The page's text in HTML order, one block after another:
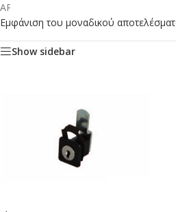
ΑΡΧΙΚΗ
Εμφάνιση του μοναδικού
Show sidebar